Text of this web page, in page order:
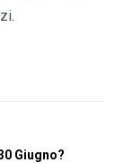
Giugno?